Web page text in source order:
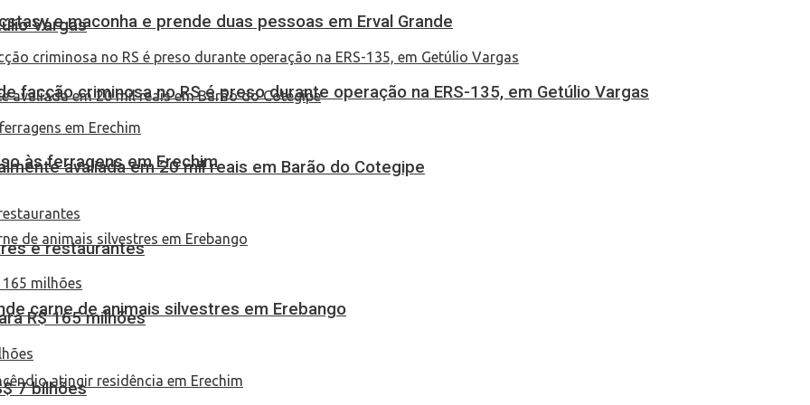
Vargas
avaliada em 20 mil reais em Barão do Cotegipe
carne de animais silvestres em Erebango
e maconha e prende duas pessoas em Erval Grande
facção criminosa no RS é preso durante operação na ERS-135, em Getúlio Vargas
às ferragens em Erechim
e restaurantes
R$ 165 milhões
7 bilhões